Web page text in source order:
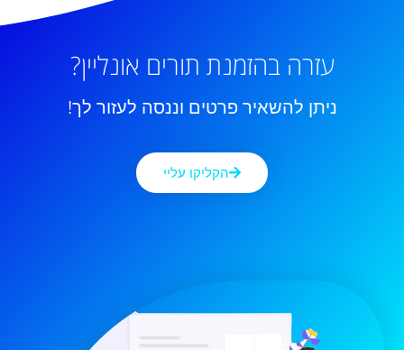
עזרה בהזמנת תורים אונליין?
ניתן להשאיר פרטים וננסה לעזור לך!
הקליקו עליי